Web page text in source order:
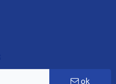
ok